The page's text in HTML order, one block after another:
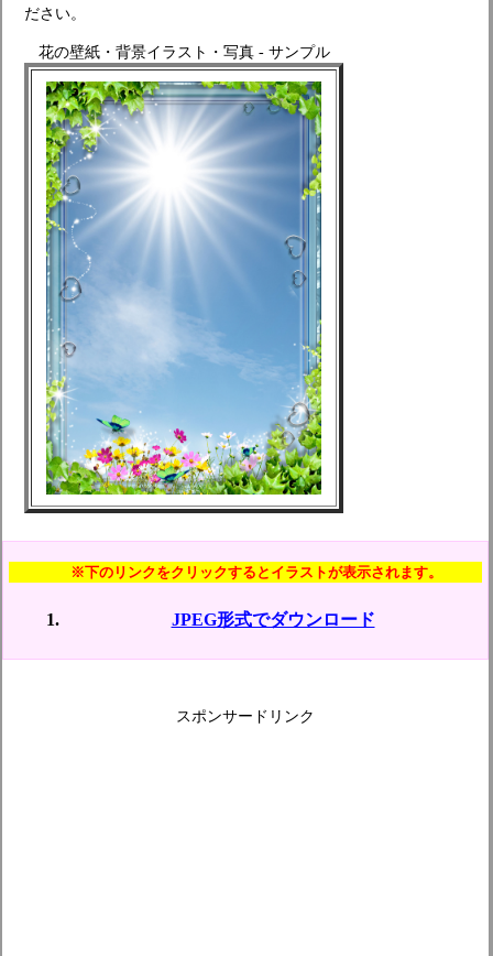
ださい。
花の壁紙・背景イラスト・写真 - サンプル
※下のリンクをクリックするとイラストが表示されます。
JPEG形式でダウンロード
スポンサードリンク